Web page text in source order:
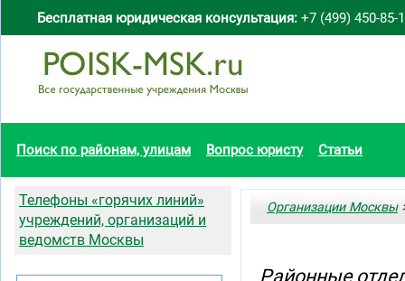
Бесплатная юридическая консультация: +7 (499) 450-85-
Поиск по районам, улицам Вопрос юристу Статьи
Организации Москвы
Районные
Телефоны «горячих линий»
учреждений, организаций и
ведомств Москвы